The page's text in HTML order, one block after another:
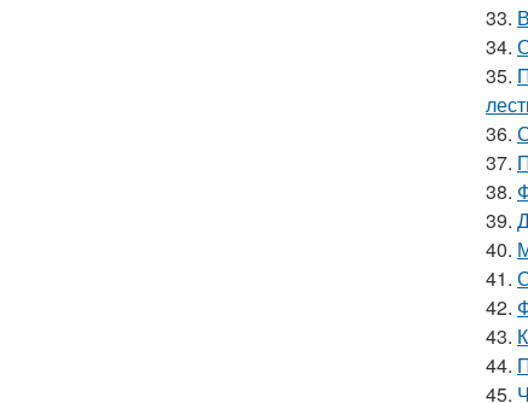
33.
34.
35.
36.
37.
38.
39.
40.
41.
42.
43.
44.
45.